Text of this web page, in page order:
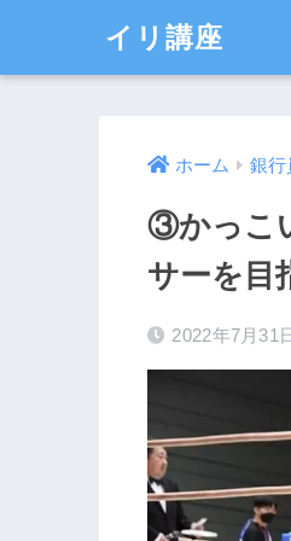
イリ講座
ホーム 銀行
③かっこ
サーを目
2022年7月31